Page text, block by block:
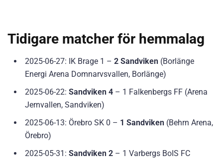
Tidigare matcher för hemmalag
2025-06-27: IK Brage 1 – 2 Sandviken (Borlänge
Energi Arena Domnarvsvallen, Borlänge)
2025-06-22: Sandviken 4 – 1 Falkenbergs FF (Arena
Jernvallen, Sandviken)
2025-06-13: Örebro SK 0 – 1 Sandviken (Behrn Arena,
Örebro)
2025-05-31: Sandviken 2 – 1 Varbergs BoIS FC